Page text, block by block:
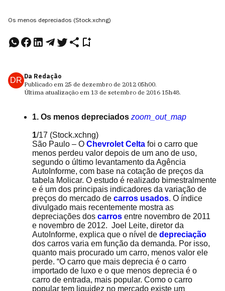
Os menos depreciados (Stock.xchng)
DR Da Redação
Publicado em 25 de dezembro de 2012 05h00.
Última atualização em 13 de setembro de 2016 15h48.
1. Os menos depreciados zoom_out_map
1/17 (Stock.xchng)
São Paulo – O Chevrolet Celta foi o carro que
menos perdeu valor depois de um ano de uso,
segundo o último levantamento da Agência
AutoInforme, com base na cotação de preços da
tabela Molicar. O estudo é realizado bimestralmente
e é um dos principais indicadores da variação de
preços do mercado de carros usados. O índice
divulgado mais recentemente mostra as
depreciações dos carros entre novembro de 2011
e novembro de 2012. Joel Leite, diretor da
AutoInforme, explica que o nível de depreciação
dos carros varia em função da demanda. Por isso,
quanto mais procurado um carro, menos valor ele
perde. “O carro que mais deprecia é o carro
importado de luxo e o que menos deprecia é o
carro de entrada, mais popular. Como o carro
popular tem liquidez no mercado existe um